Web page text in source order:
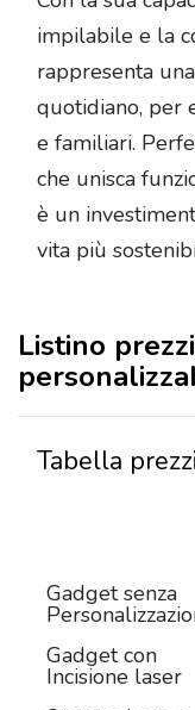
impilabile e la
rappresenta
quotidiano, per
e familiari.
che unisca
è un
vita più
Listino
Tabella
Gadget senza
Gadget con
Incisione laser